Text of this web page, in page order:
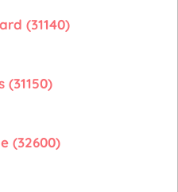
(31140)
(31150)
(32600)